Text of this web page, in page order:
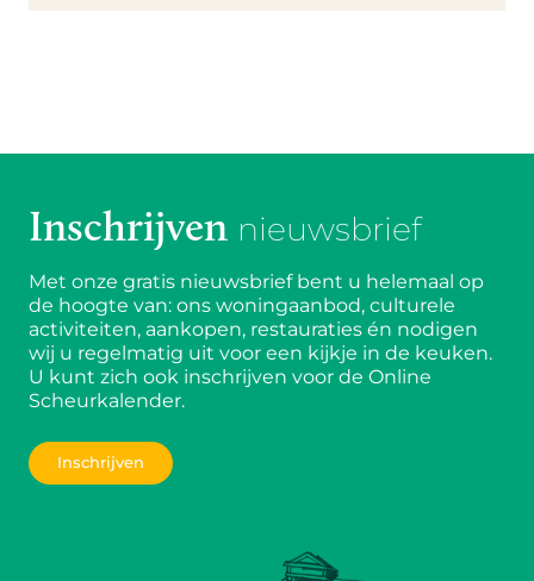
Inschrijven nieuwsbrief
Met onze gratis nieuwsbrief bent u helemaal op
de hoogte van: ons woningaanbod, culturele
activiteiten, aankopen, restauraties én nodigen
wij u regelmatig uit voor een kijkje in de keuken.
U kunt zich ook inschrijven voor de Online
Scheurkalender.
Inschrijven